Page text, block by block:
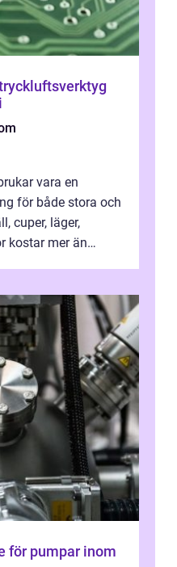
vara en
för både stora och
cuper, läger,
kostar mer än
för pumpar inom